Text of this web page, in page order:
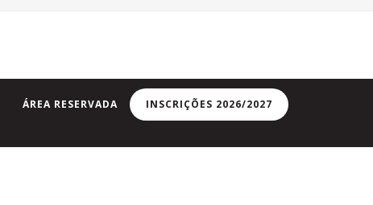
ÁREA RESERVADA INSCRIÇÕES 2026/2027